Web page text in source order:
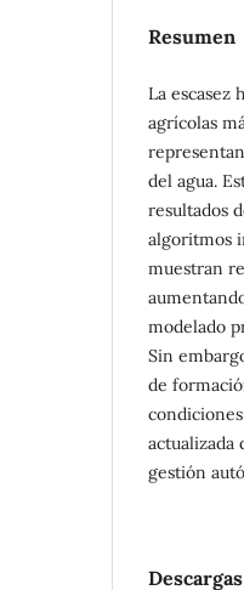
Resumen
La escasez
agrícolas
del agua.
resultados
algoritmos
muestran
modelado
Sin
de
actualizada
gestión
Descargas